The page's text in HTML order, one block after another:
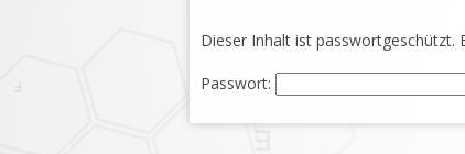
Dieser Inhalt ist passwortgeschützt.
Passwort: